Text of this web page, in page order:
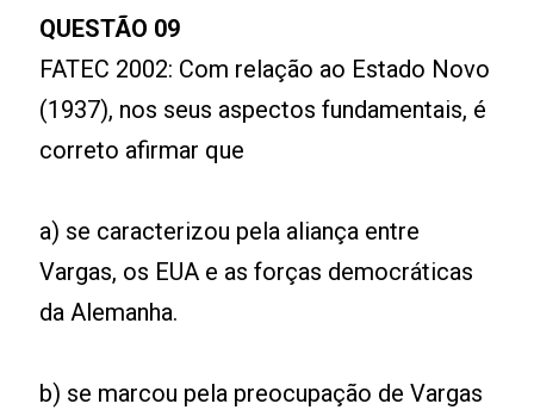
QUESTÃO 09
FATEC 2002: Com relação ao Estado Novo
(1937), nos seus aspectos fundamentais, é
correto afirmar que
a) se caracterizou pela aliança entre
Vargas, os EUA e as forças democráticas
da Alemanha.
b) se marcou pela preocupação de Vargas